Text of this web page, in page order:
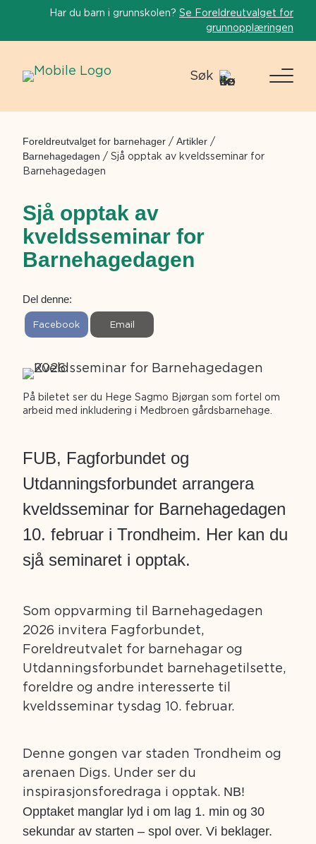
Har du barn i grunnskolen? Se Foreldreutvalget for
grunnopplæringen
Søk
Foreldreutvalget for barnehager / Artikler /
Barnehagedagen / Sjå opptak av kveldsseminar for
Barnehagedagen
Sjå opptak av
kveldsseminar for
Barnehagedagen
Del denne:
S
e
o
n
Facebook
S
o
Email
På biletet ser du Hege Sagmo Bjørgan som fortel om
arbeid med inkludering i Medbroen gårdsbarnehage.
FUB, Fagforbundet og
Utdanningsforbundet arrangera
kveldsseminar for Barnehagedagen
10. februar i Trondheim. Her kan du
sjå seminaret i opptak.
Som oppvarming til Barnehagedagen
2026 invitera Fagforbundet,
Foreldreutvalet for barnehagar og
Utdanningsforbundet barnehagetilsette,
foreldre og andre interesserte til
kveldsseminar tysdag 10. februar.
Denne gongen var staden Trondheim og
arenaen Digs. Under ser du
inspirasjonsforedraga i opptak. NB!
Opptaket manglar lyd i om lag 1. min og 30
sekundar av starten – spol over. Vi beklager.